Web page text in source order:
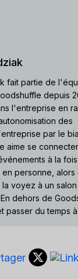
fait partie de
depuis
l'entreprise en
des
par le
aime se
à la fois
personne, alors
voyez à un salon
dehors de
passer du temps